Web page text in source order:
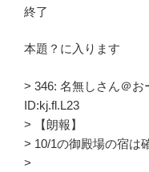
終了
本題？に入ります
> 346: 名無しさん＠お
ID:kj.fl.L23
> 【朗報】
> 10/1の御殿場の宿は
>